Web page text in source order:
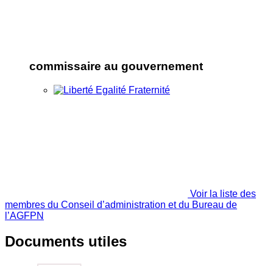
commissaire au gouvernement
Voir la liste des
membres du Conseil d’administration et du Bureau de
l’AGFPN
Documents utiles